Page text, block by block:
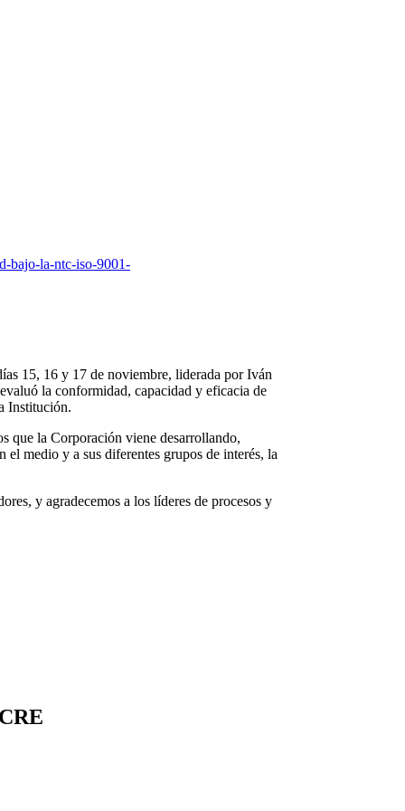
bajo-la-ntc-iso-9001-
15, 16 y 17 de noviembre, liderada por Iván
la conformidad, capacidad y eficacia de
Institución.
que la Corporación viene desarrollando,
el medio y a sus diferentes grupos de interés, la
y agradecemos a los líderes de procesos y